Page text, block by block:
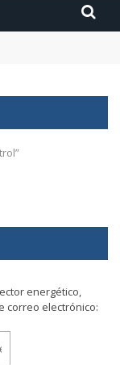
energético,
correo electrónico: